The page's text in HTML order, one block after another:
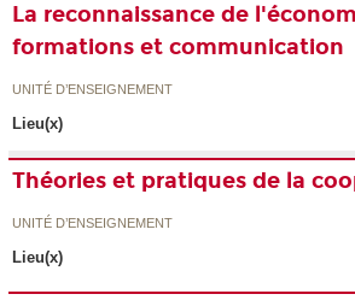
La reconnaissance de
formations et communication
UNITÉ D’ENSEIGNEMENT
Lieu(x)
Théories et pratiques de la
UNITÉ D’ENSEIGNEMENT
Lieu(x)